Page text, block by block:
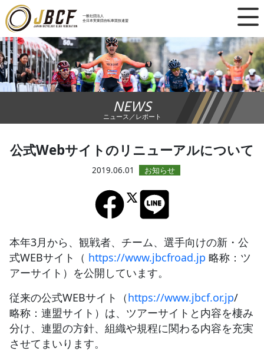
一般社団法人
全日本実業団自転車競技連盟
×
ニュース
レース日程
ランキング
チーム・選手
競技ガイド
エントリー
JBCF ROAD SERIESとは
NEWS
ニュース／レポート
公式Webサイトのリニューアルについて
2019.06.01
本年3月から、観戦者、チーム、選手向けの新・公
式WEBサイト（ https://www.jbcfroad.jp 略称：ツ
アーサイト）を公開しています。
従来の公式WEBサイト（https://www.jbcf.or.jp/
略称：連盟サイト）は、ツアーサイトと内容を棲み
分け、連盟の方針、組織や規程に関わる内容を充実
させてまいります。